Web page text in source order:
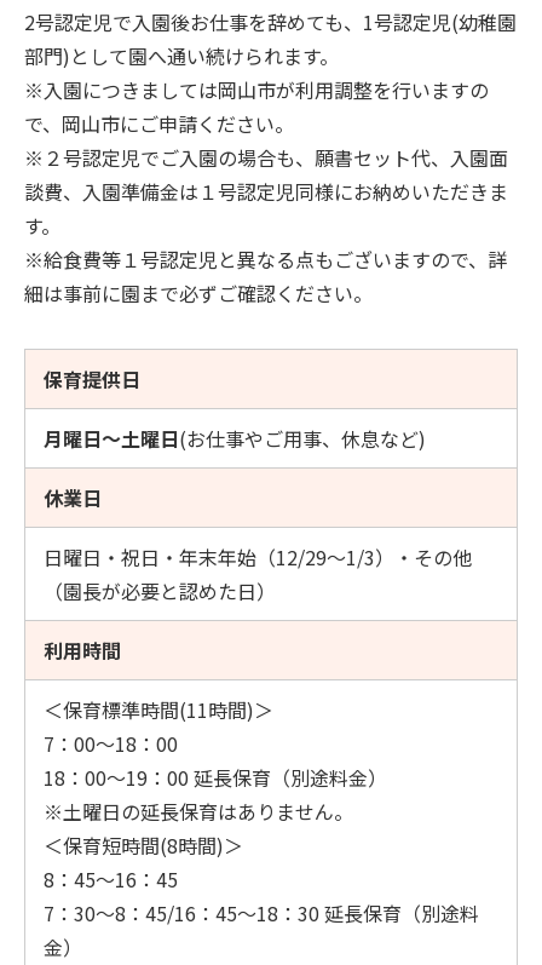
2号認定児で入園後お仕事を辞めても、1号認定児(幼稚園
部門)として園へ通い続けられます。
※入園につきましては岡山市が利用調整を行いますの
で、岡山市にご申請ください。
※２号認定児でご入園の場合も、願書セット代、入園面
談費、入園準備金は１号認定児同様にお納めいただきま
す。
※給食費等１号認定児と異なる点もございますので、詳
細は事前に園まで必ずご確認ください。
保育提供日
月曜日～土曜日(お仕事やご用事、休息など)
休業日
日曜日・祝日・年末年始（12/29～1/3）・その他
（園長が必要と認めた日）
利用時間
＜保育標準時間(11時間)＞
7：00～18：00
18：00～19：00 延長保育（別途料金）
※土曜日の延長保育はありません。
＜保育短時間(8時間)＞
8：45～16：45
7：30～8：45/16：45～18：30 延長保育（別途料
金）